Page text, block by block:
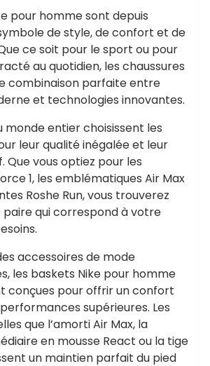
pour homme sont depuis
de style, de confort et de
ce soit pour le sport ou pour
au quotidien, les chaussures
combinaison parfaite entre
et technologies innovantes.
monde entier choisissent les
leur qualité inégalée et leur
Que vous optiez pour les
1, les emblématiques Air Max
Roshe Run, vous trouverez
qui correspond à votre
accessoires de mode
les baskets Nike pour homme
conçues pour offrir un confort
supérieures. Les
que l’amorti Air Max, la
en mousse React ou la tige
un maintien parfait du pied